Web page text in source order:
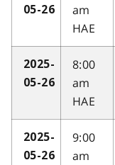
05-26
am
HAE
2025-
05-26
8:00
am
HAE
2025-
05-26
9:00
am